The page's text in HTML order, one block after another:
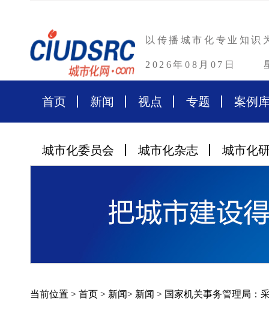
以传播城市化专业知识
2026年08月07日
首页 新闻 视点 专题 案例
城市化委员会 城市化杂志 城市化
当前位置 > 首页 > 新闻> 新闻 > 国家机关事务管理局：